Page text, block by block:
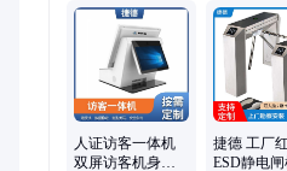
机、码闸机、人脸机、鞋底清洗
电三辊闸、平移闸、人脸识别、
门禁系统、人脸翼闸、静电门禁
全高转闸、防静电门禁系统、防
识别门禁
人证访客一体机
双屏访客机身份
捷德 工厂
ESD静电